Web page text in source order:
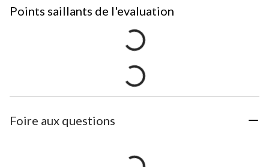
Points saillants de l'evaluation
Foire aux questions